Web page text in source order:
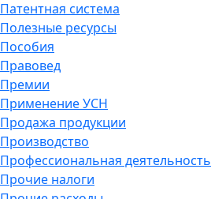
Патентная система
Полезные ресурсы
Пособия
Правовед
Премии
Применение УСН
Продажа продукции
Производство
Профессиональная деятельность
Прочие налоги